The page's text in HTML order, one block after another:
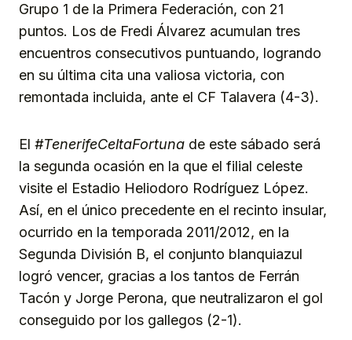
Grupo 1 de la Primera Federación, con 21
puntos. Los de Fredi Álvarez acumulan tres
encuentros consecutivos puntuando, logrando
en su última cita una valiosa victoria, con
remontada incluida, ante el CF Talavera (4-3).
El #TenerifeCeltaFortuna de este sábado será
la segunda ocasión en la que el filial celeste
visite el Estadio Heliodoro Rodríguez López.
Así, en el único precedente en el recinto insular,
ocurrido en la temporada 2011/2012, en la
Segunda División B, el conjunto blanquiazul
logró vencer, gracias a los tantos de Ferrán
Tacón y Jorge Perona, que neutralizaron el gol
conseguido por los gallegos (2-1).